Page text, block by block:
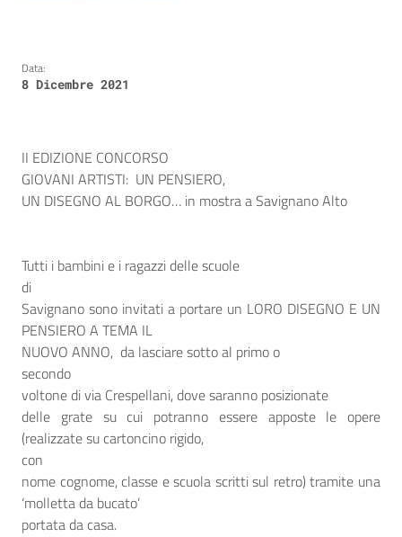
Data:
8 Dicembre 2021
II EDIZIONE CONCORSO
GIOVANI ARTISTI: UN PENSIERO,
UN DISEGNO AL BORGO… in mostra a Savignano Alto
Tutti i bambini e i ragazzi delle scuole
di
Savignano sono invitati a portare un LORO DISEGNO E UN
PENSIERO A TEMA IL
NUOVO ANNO, da lasciare sotto al primo o
secondo
voltone di via Crespellani,dove saranno posizionate
delle grate su cui potranno essere apposte le opere
(realizzate su cartoncino rigido,
con
nome cognome, classe e scuola scritti sul retro) tramite una
‘molletta da bucato’
portata da casa.